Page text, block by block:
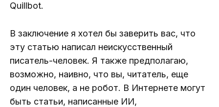
Quillbot.
В заключение я хотел бы заверить вас, что
эту статью написал неискусственный
писатель-человек. Я также предполагаю,
возможно, наивно, что вы, читатель, еще
один человек, а не робот. В Интернете могут
быть статьи, написанные ИИ,